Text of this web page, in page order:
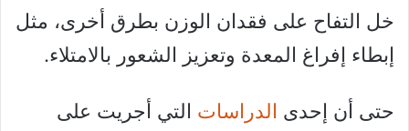
خل التفاح على فقدان الوزن بطرق أخرى، مثل
إبطاء إفراغ المعدة وتعزيز الشعور بالامتلاء.
حتى أن إحدى الدراسات التي أجريت على